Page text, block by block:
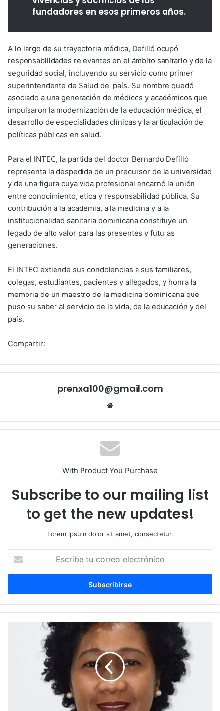
fundadores en esos primeros años.
A lo largo de su trayectoria médica, Defilló ocupó
responsabilidades relevantes en el ámbito sanitario y de la
seguridad social, incluyendo su servicio como primer
superintendente de Salud del país. Su nombre quedó
asociado a una generación de médicos y académicos que
impulsaron la modernización de la educación médica, el
desarrollo de especialidades clínicas y la articulación de
políticas públicas en salud.
Para el INTEC, la partida del doctor Bernardo Defilló
representa la despedida de un precursor de la universidad
y de una figura cuya vida profesional encarnó la unión
entre conocimiento, ética y responsabilidad pública. Su
contribución a la academia, a la medicina y a la
institucionalidad sanitaria dominicana constituye un
legado de alto valor para las presentes y futuras
generaciones.
El INTEC extiende sus condolencias a sus familiares,
colegas, estudiantes, pacientes y allegados, y honra la
memoria de un maestro de la medicina dominicana que
puso su saber al servicio de la vida, de la educación y del
país.
Compartir:
prenxa100@gmail.com
With Product You Purchase
Subscribe to our mailing list
to get the new updates!
Lorem ipsum dolor sit amet, consectetur.
correo
dominicanas: